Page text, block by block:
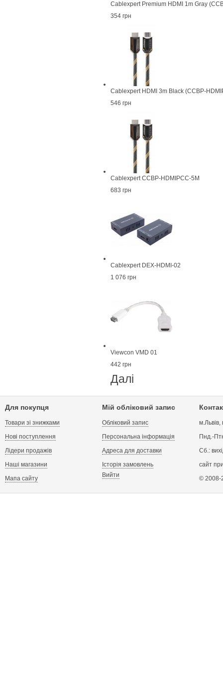
Cablexpert Premium HDMI 1m Gray
354 грн
Cablexpert HDMI 3m Black (CCBP-
546 грн
Cablexpert CCBP-HDMIPCC-5M
683 грн
Cablexpert DEX-HDMI-02
1 076 грн
Viewcon VMD 01
442 грн
Далі
Для покупця
Товари зі знижками
Нові поступлення
Лідери продажів
Наші магазини
Мапа сайту
Мій обліковий запис
Обліковий запис
Персональна інформація
Адреса для доставки
Історія замовлень
Вийти
Пнд.-
Сб.:
сайт
© 2008-